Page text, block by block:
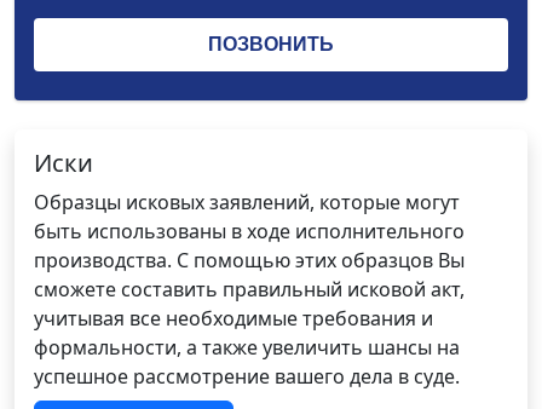
Иски
Образцы исковых заявлений, которые могут
быть использованы в ходе исполнительного
производства. С помощью этих образцов Вы
сможете составить правильный исковой акт,
учитывая все необходимые требования и
формальности, а также увеличить шансы на
успешное рассмотрение вашего дела в суде.